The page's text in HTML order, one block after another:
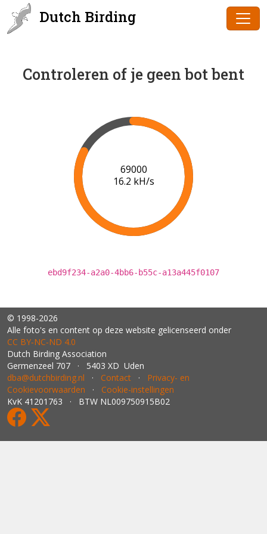
Dutch Birding
Controleren of je geen bot bent
71000
16.4 kH/s
ebd9f234-a2a0-4bb6-b55c-a13a445f0107
© 1998-2026
Alle foto's en content op deze website gelicenseerd onder
CC BY‑NC‑ND 4.0
Dutch Birding Association
Germenzeel 707 · 5403 XD Uden
dba@dutchbirding.nl · Contact · Privacy- en
Cookievoorwaarden · Cookie-instellingen
KvK 41201763 · BTW NL009750915B02